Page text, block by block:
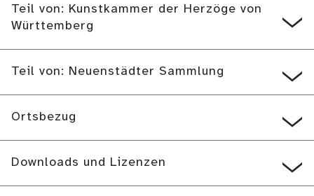
Teil von: Kunstkammer der Herzöge von
Württemberg
Teil von: Neuenstädter Sammlung
Ortsbezug
Downloads und Lizenzen